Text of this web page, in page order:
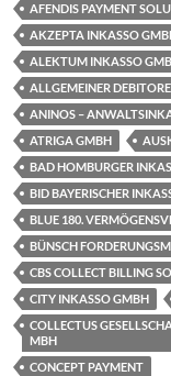
AFENDIS PAYMENT
AKZEPTA INKASSO
ALEKTUM INKASSO
ALLGEMEINER
ANINOS –
ATRIGA GMBH
BAD HOMBURGER
BID BAYERISCHER
BLUE 180.
BÜNSCH
CBS COLLECT BILLING
CITY INKASSO GMBH
COLLECTUS
MBH
CONCEPT PAYMENT